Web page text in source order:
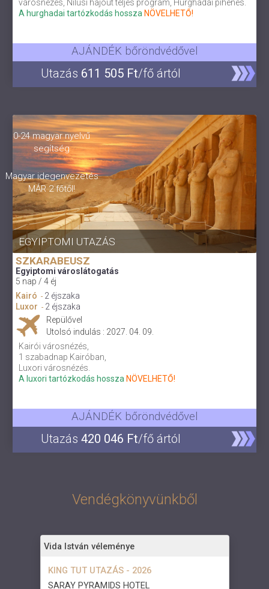
városnézés, Nílusi hajóút teljes program, Hurghadai pihenés.
A hurghadai tartózkodás hossza NÖVELHETŐ!
AJÁNDÉK bőröndvédővel
Utazás 611 505 Ft/fő ártól
EGYIPTOMI UTAZÁS
0-24 magyar nyelvű
segítség
Magyar idegenvezetés
MÁR 2 főtől!
SZKARABEUSZ
Egyiptomi városlátogatás
5 nap / 4 éj
Kairó - 2 éjszaka
Luxor - 2 éjszaka
Repülővel
Utolsó indulás : 2027. 04. 09.
Kairói városnézés,
1 szabadnap Kairóban,
Luxori városnézés.
A luxori tartózkodás hossza NÖVELHETŐ!
AJÁNDÉK bőröndvédővel
Utazás 420 046 Ft/fő ártól
Vendégkönyvünkből
Vida István véleménye
KING TUT UTAZÁS - 2026
SARAY PYRAMIDS HOTEL